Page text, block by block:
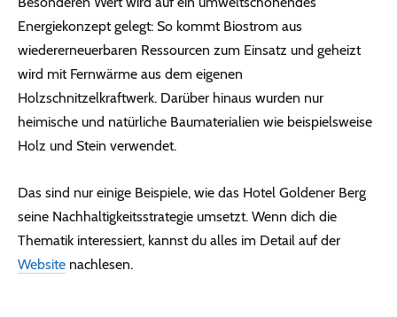
Energiekonzept gelegt: So kommt Biostrom aus
wiedererneuerbaren Ressourcen zum Einsatz und geheizt
wird mit Fernwärme aus dem eigenen
Holzschnitzelkraftwerk. Darüber hinaus wurden nur
heimische und natürliche Baumaterialien wie beispielsweise
Holz und Stein verwendet.
Das sind nur einige Beispiele, wie das Hotel Goldener Berg
seine Nachhaltigkeitsstrategie umsetzt. Wenn dich die
Thematik interessiert, kannst du alles im Detail auf der
Website nachlesen.